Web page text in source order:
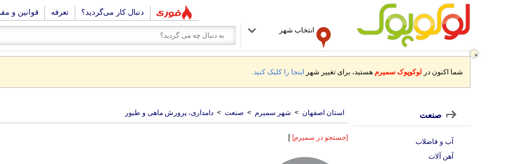
دنبال کار می‌گردید؟ تعرفه قوانین و
انتخاب شهر
شما اکنون در لوکوپوک سمیرم هستید، برای تغییر شهر اینجا را کلیک کنید.
استان اصفهان > شهر سمیرم > صنعت > دامداری، پرورش ماهی و طیور
[جستجو در سمیرم] |
صنعت
آب و فاضلاب
آهن آلات